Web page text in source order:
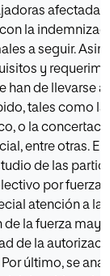
afectadas
la
a seguir.
y
han de llevarse a
tales como
o la
entre otras. En
de las
por fuerza
atención a la
la fuerza
de la
último, se